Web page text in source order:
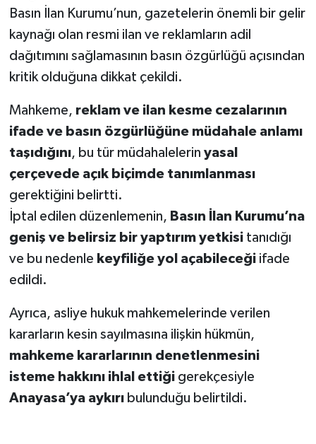
Basın İlan Kurumu’nun, gazetelerin önemli bir gelir
kaynağı olan resmi ilan ve reklamların adil
dağıtımını sağlamasının basın özgürlüğü açısından
kritik olduğuna dikkat çekildi.
Mahkeme, reklam ve ilan kesme cezalarının
ifade ve basın özgürlüğüne müdahale anlamı
taşıdığını, bu tür müdahalelerin yasal
çerçevede açık biçimde tanımlanması
gerektiğini belirtti.
İptal edilen düzenlemenin, Basın İlan Kurumu’na
geniş ve belirsiz bir yaptırım yetkisitanıdığı
ve bu nedenle keyfiliğe yol açabileceğiifade
edildi.
Ayrıca, asliye hukuk mahkemelerinde verilen
kararların kesin sayılmasına ilişkin hükmün,
mahkeme kararlarının denetlenmesini
isteme hakkını ihlal ettiğigerekçesiyle
Anayasa’ya aykırıbulunduğu belirtildi.